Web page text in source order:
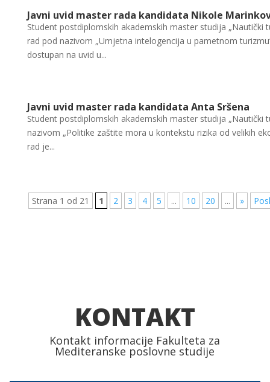
Javni uvid master rada kandidata Nikole
Student postdiplomskih akademskih master studija
rad pod nazivom „Umjetna intelogencija u pametnom
dostupan na uvid u...
Javni uvid master rada kandidata Anta Sršena
Student postdiplomskih akademskih master studija
nazivom „Politike zaštite mora u kontekstu rizika od velikih
rad je...
Strana 1 od 21 1 2 3 4 5 ... 10 20 ... »
KONTAKT
Kontakt informacije Fakulteta za
Mediteranske poslovne studije